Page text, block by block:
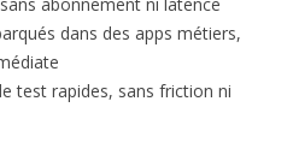
dans des apps métiers,
test rapides, sans friction ni